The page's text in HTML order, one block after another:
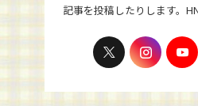
記事を投稿したりします。